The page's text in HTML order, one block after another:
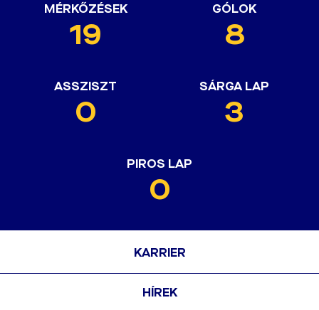
MÉRKŐZÉSEK
19
GÓLOK
8
ASSZISZT
0
SÁRGA LAP
3
PIROS LAP
0
KARRIER
HÍREK